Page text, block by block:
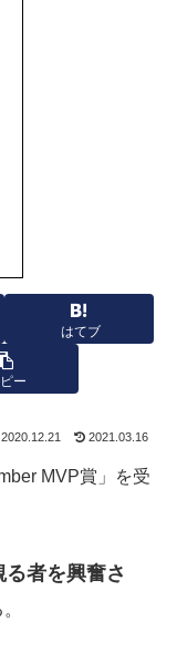
はてブ
ー
2020.12.21 2021.03.16
MVP賞」を受
者を興奮さ